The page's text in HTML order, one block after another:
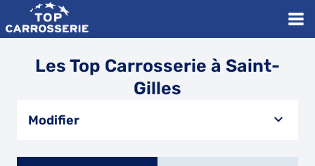
Les Top Carrosserie à Saint-
Gilles
Modifier